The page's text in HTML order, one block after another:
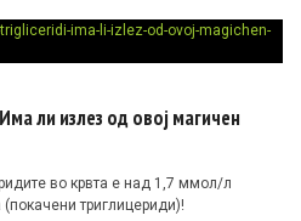
ли излез од овој магичен
во крвта е над 1,7 ммол/л
триглицериди)!